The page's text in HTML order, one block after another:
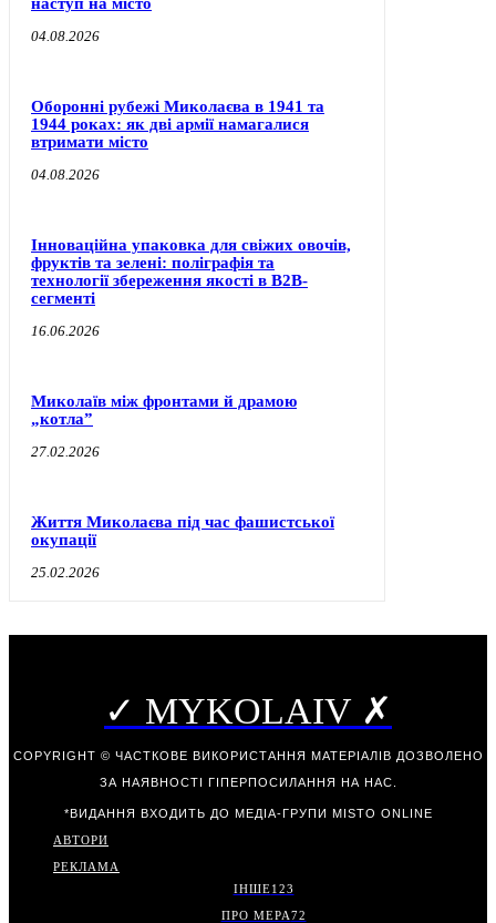
04.08.2026
Оборонні рубежі Миколаєва в 1941 та
1944 роках: як дві армії намагалися
втримати місто
04.08.2026
Інноваційна упаковка для свіжих овочів,
фруктів та зелені: поліграфія та
технології збереження якості в B2B-
сегменті
16.06.2026
Миколаїв між фронтами й драмою
„котла”
27.02.2026
Життя Миколаєва під час фашистської
окупації
25.02.2026
✓ MYKOLAIV ✗
COPYRIGHT © ЧАСТКОВЕ ВИКОРИСТАННЯ МАТЕРІАЛІВ ДОЗВОЛЕНО
ЗА НАЯВНОСТІ ГІПЕРПОСИЛАННЯ НА НАС.
*ВИДАННЯ ВХОДИТЬ ДО МЕДІА-ГРУПИ MISTO ONLINE
АВТОРИ
РЕКЛАМА
ІНШЕ123
ПРО МЕРА72